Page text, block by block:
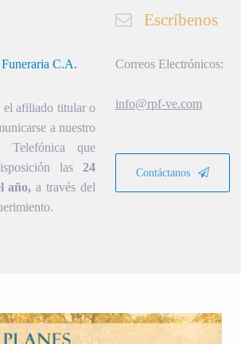
C.A.
el afiliado titular o
a nuestro
Telefónica que
las 24
año, a través del
Escríbenos
Correos Electrónicos:
info@rpf-ve.com
Contáctanos